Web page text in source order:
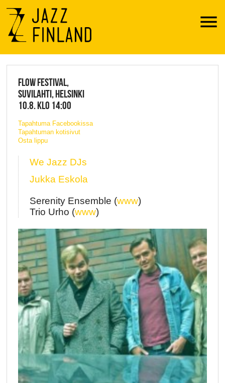
Menu
JAZZ FINLAND LIVE
FLOW FESTIVAL,
SUVILAHTI, HELSINKI
10.8. KLO 14:00
Tapahtuma Facebookissa
Tapahtuman kotisivut
Osta lippu
We Jazz DJs
Jukka Eskola
Serenity Ensemble (www)
Trio Urho (www)